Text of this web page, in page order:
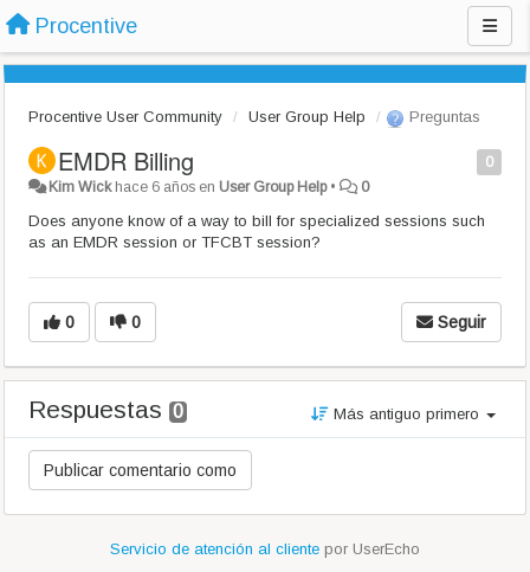
Procentive
Procentive User Community User Group Help Preguntas
0
EMDR Billing
Kim Wick hace 6 años en User Group Help• 0
Does anyone know of a way to bill for specialized sessions such
as an EMDR session or TFCBT session?
0 0 Seguir
Respuestas 0 Más antiguo primero
Servicio de atención al cliente por UserEcho